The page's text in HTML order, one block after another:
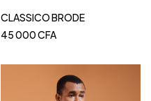
CLASSICO BRODE
45 000CFA